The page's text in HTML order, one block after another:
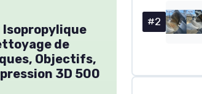
Isopropylique
de
Objectifs,
3D 500
#2